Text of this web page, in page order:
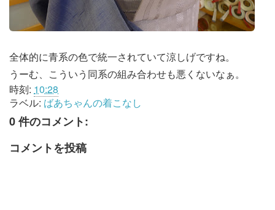
全体的に青系の色で統一されていて涼しげですね。
うーむ、こういう同系の組み合わせも悪くないなぁ。
時刻: 10:28
ラベル: ばあちゃんの着こなし
0 件のコメント:
コメントを投稿